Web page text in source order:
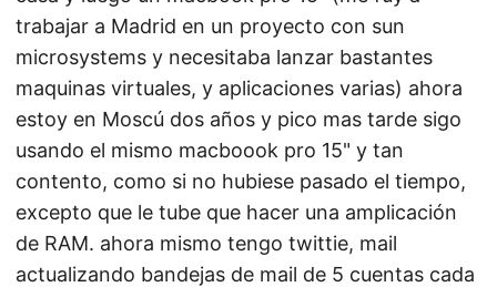
trabajar a Madrid en un proyecto con sun
microsystems y necesitaba lanzar bastantes
maquinas virtuales, y aplicaciones varias) ahora
estoy en Moscú dos años y pico mas tarde sigo
usando el mismo macboook pro 15" y tan
contento, como si no hubiese pasado el tiempo,
excepto que le tube que hacer una amplicación
de RAM. ahora mismo tengo twittie, mail
actualizando bandejas de mail de 5 cuentas cada